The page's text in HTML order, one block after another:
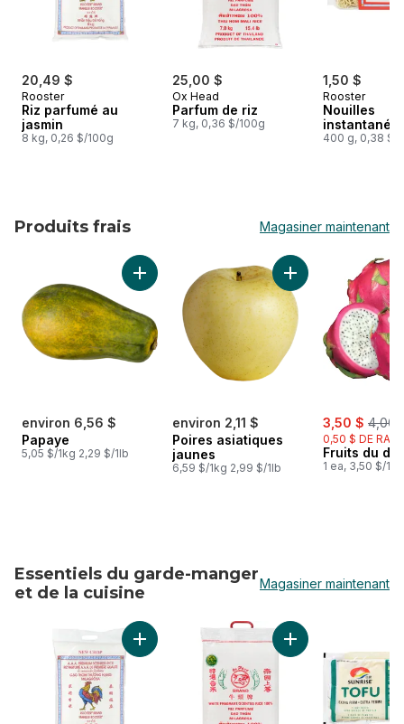
20,49 $
Rooster
Riz parfumé au
jasmin
8 kg, 0,26 $/100g
25,00 $
Ox Head
Parfum de riz
7 kg, 0,36 $/100g
1,50 $
Rooster
Nouilles
400 g, 0,38 $/
Produits frais Magasiner maintenant
sauter Produits frais
environ 6,56 $
Papaye
5,05 $/1kg 2,29 $/1lb
Ajouter Papaye au panier
environ 2,11 $
Poires asiatiques
jaunes
6,59 $/1kg 2,99 $/1lb
Ajouter Poires
sale:
3,50 $ ,
4,00
0,50 $ DE
Fruits du
1 ea, 3,50 $/1ch
Essentiels du garde-manger
et de la cuisine
Magasiner maintenant
sauter Essentiels du garde-manger et de la cuisine
Ajouter Riz parfumé au jasmin au panier
Ajouter Parfum de